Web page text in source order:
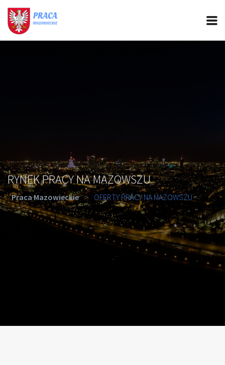
RYNEK PRACY NA MAZOWSZU
Praca Mazowieckie > OFERTY PRACY NA MAZOWSZU